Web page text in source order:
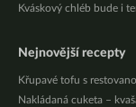
Kváskový chléb bude i
Nejnovější recepty
Křupavé tofu s
Nakládaná cuketa –